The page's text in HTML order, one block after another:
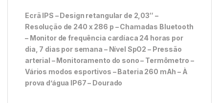
Ecrã IPS – Design retangular de 2,03″ –
Resolução de 240 x 286 p – Chamadas Bluetooth
– Monitor de frequência cardíaca 24 horas por
dia, 7 dias por semana – Nível SpO2 – Pressão
arterial – Monitoramento do sono – Termômetro –
Vários modos esportivos – Bateria 260 mAh – À
prova d’água IP67 – Dourado